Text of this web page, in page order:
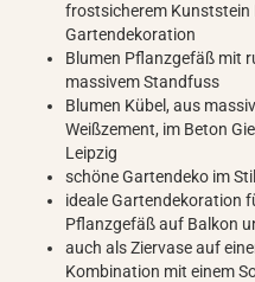
frostsicherem Kunststein
Gartendekoration
Blumen Pflanzgefäß mit
massivem Standfuss
Blumen Kübel, aus
Weißzement, im Beton
Leipzig
schöne Gartendeko im
ideale Gartendekoration
Pflanzgefäß auf Balkon
auch als Ziervase auf
Kombination mit einem